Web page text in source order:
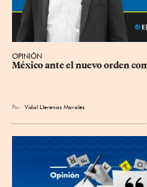
OPINIÓN
México ante el nuevo orden
Por Vidal Llerenas Morales